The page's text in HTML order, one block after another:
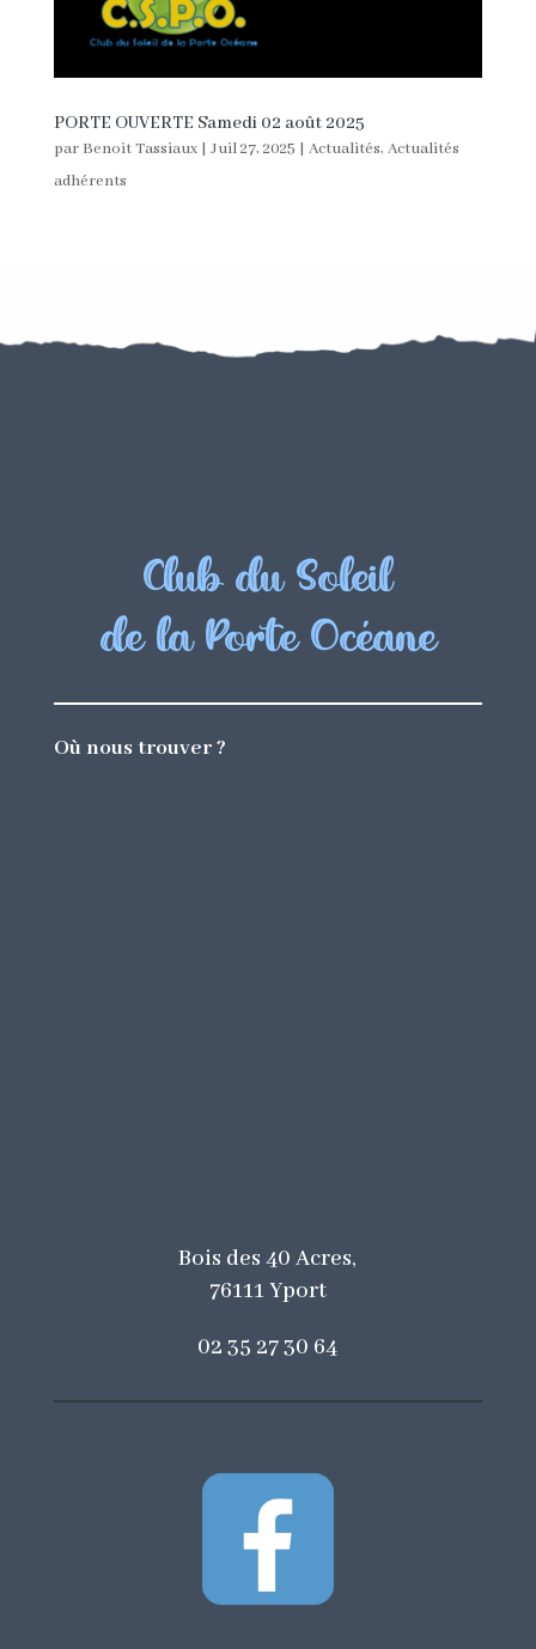
PORTE OUVERTE Samedi 02 août 2025
par Benoit Tassiaux| Juil 27, 2025 | Actualités, Actualités
adhérents
Club du Soleil
de la Porte Océane
Où nous trouver ?
Bois des 40 Acres,
76111 Yport
02 35 27 30 64